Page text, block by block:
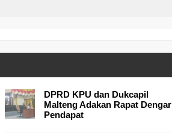
DPRD KPU dan Dukcapil
Malteng Adakan Rapat Dengar
Pendapat